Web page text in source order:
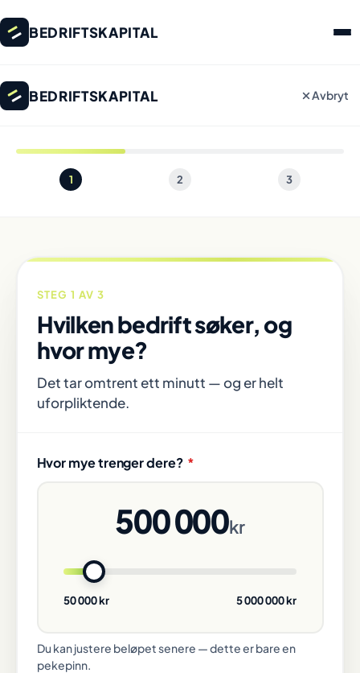
BEDRIFTSKAPITAL
BEDRIFTSKAPITAL Avbryt
1 2 3
STEG 1 AV 3
Hvilken bedrift søker, og
hvor mye?
Det tar omtrent ett minutt — og er helt
uforpliktende.
Hvor mye trenger dere? *
500 000kr
50 000 kr 5 000 000 kr
Du kan justere beløpet senere — dette er bare en
pekepinn.